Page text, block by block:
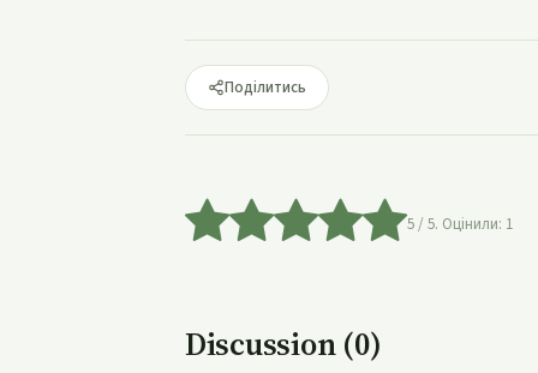
Поділитись
5/ 5. Оцінили: 1
Discussion (0)